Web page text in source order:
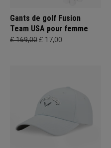
Gants de golf Fusion
Team USA pour femme
£ 169,00 £ 17,00